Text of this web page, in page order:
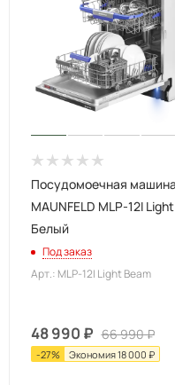
Посудомоечная машина
MAUNFELD MLP-12I
Белый
Под заказ
Арт.: MLP-12I Light Beam
48 990 ₽ 66 990₽
-27% Экономия18 000 ₽